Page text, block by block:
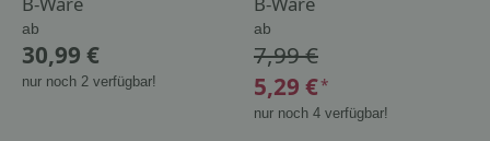
ab
30,99 €
nur noch 2 verfügbar!
ab
7,99 €
5,29 €*
nur noch 4 verfügbar!